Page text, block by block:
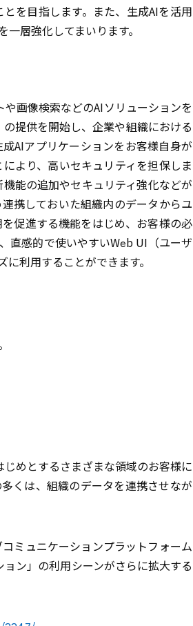
を目指します。また、生成AIを活用
層強化してまいります。
画像検索などのAIソリューションを
提供を開始し、企業や組織における
AIアプリケーションをお客様自身が
より、高いセキュリティを担保しま
能の追加やセキュリティ強化などが
携しておいた組織内のデータからユ
促進する機能をはじめ、お客様の必
直感的で使いやすいWeb UI（ユーザ
利用することができます。
めとするさまざまな領域のお客様に
くは、組織のデータを連携させなが
ミュニケーションプラットフォーム
ン」の利用シーンがさらに拡大する